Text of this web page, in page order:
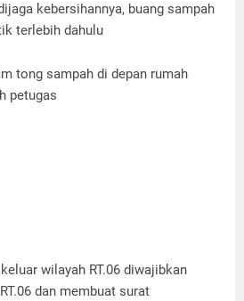
kebersihannya, buang sampah
terlebih dahulu
tong sampah di depan rumah
petugas
wilayah RT.06 diwajibkan
dan membuat surat